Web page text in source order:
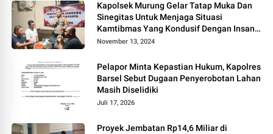
Kapolsek Murung Gelar Tatap Muka Dan
Sinegitas Untuk Menjaga Situasi
Kamtibmas Yang Kondusif Dengan Insan
Pers
November 13, 2024
Pelapor Minta Kepastian Hukum, Kapolres
Barsel Sebut Dugaan Penyerobotan Lahan
Masih Diselidiki
Juli 17, 2026
Proyek Jembatan Rp14,6 Miliar di